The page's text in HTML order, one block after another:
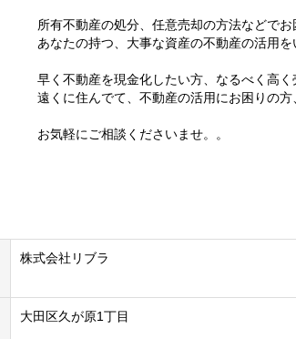
所有不動産の処分、任意売却の方法などでお
あなたの持つ、大事な資産の不動産の活用を
早く不動産を現金化したい方、なるべく高く
遠くに住んでて、不動産の活用にお困りの
お気軽にご相談くださいませ。。
株式会社リブラ
大田区久が原1丁目